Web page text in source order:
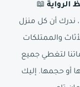
الرواية 📖
، ندرك أن كل منزل
والممتلكات
لتغطي جميع
أو حجمها. إليك